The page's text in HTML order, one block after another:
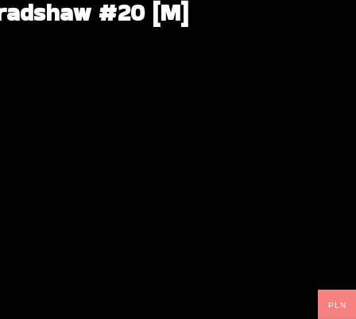
#20 [M]
PLN